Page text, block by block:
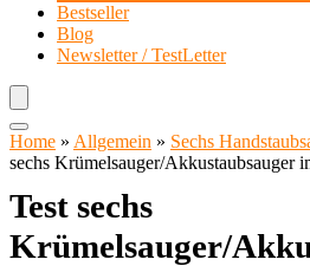
Bestseller
Blog
Newsletter / TestLetter
Home » Allgemein » Sechs
sechs Krümelsauger/Akkustaubsauger
Test sechs
Krümelsauger/